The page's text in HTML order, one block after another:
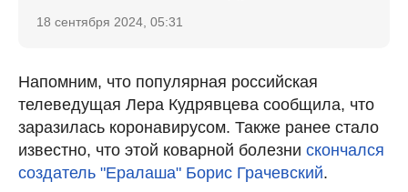
18 сентября 2024, 05:31
Напомним, что популярная российская
телеведущая Лера Кудрявцева сообщила, что
заразилась коронавирусом. Также ранее стало
известно, что этой коварной болезни скончался
создатель "Ералаша" Борис Грачевский.